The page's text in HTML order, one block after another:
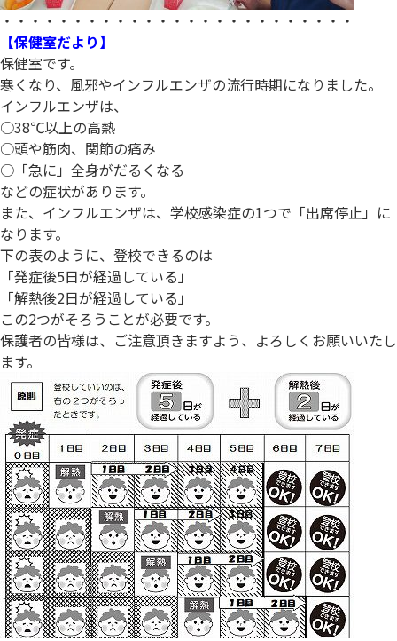
・・・・・・・・・・・・・・・・・・・・・・・・・
【保健室だより】
保健室です。
寒くなり、風邪やインフルエンザの流行時期になりました。
インフルエンザは、
○38℃以上の高熱
○頭や筋肉、関節の痛み
○「急に」全身がだるくなる
などの症状があります。
また、インフルエンザは、学校感染症の1つで「出席停止」に
なります。
下の表のように、登校できるのは
「発症後5日が経過している」
「解熱後2日が経過している」
この2つがそろうことが必要です。
保護者の皆様は、ご注意頂きますよう、よろしくお願いいたし
ます。